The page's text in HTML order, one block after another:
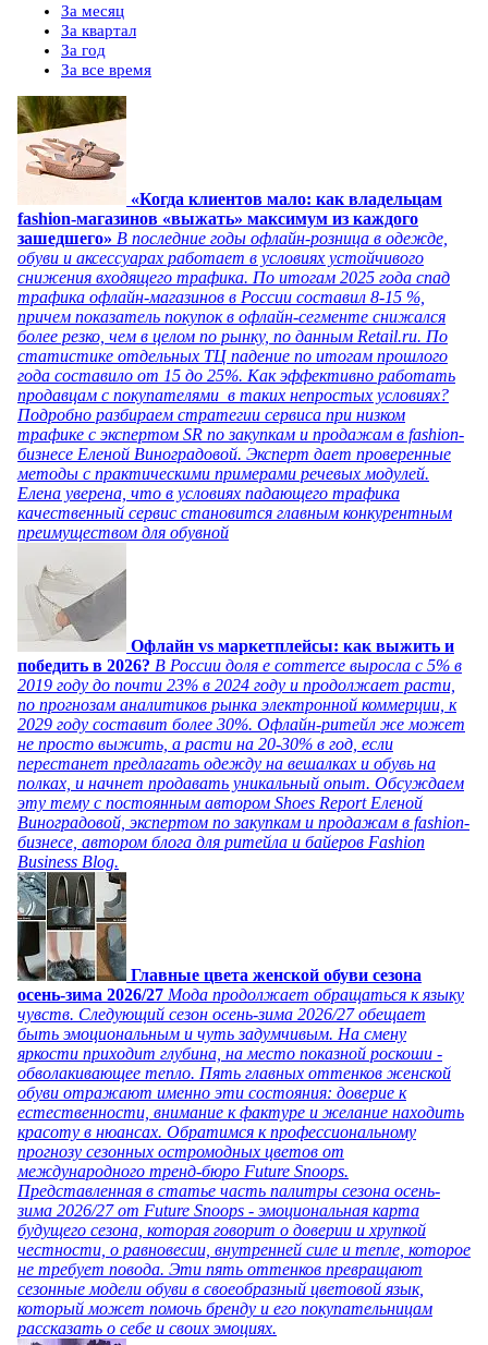
За месяц
За квартал
За год
За все время
«Когда клиентов мало: как владельцам
fashion-магазинов «выжать» максимум из каждого
зашедшего» В последние годы офлайн-розница в одежде,
обуви и аксессуарах работает в условиях устойчивого
снижения входящего трафика. По итогам 2025 года спад
трафика офлайн-магазинов в России составил 8-15 %,
причем показатель покупок в офлайн-сегменте снижался
более резко, чем в целом по рынку, по данным Retail.ru. По
статистике отдельных ТЦ падение по итогам прошлого
года составило от 15 до 25%. Как эффективно работать
продавцам с покупателями в таких непростых условиях?
Подробно разбираем стратегии сервиса при низком
трафике с экспертом SR по закупкам и продажам в fashion-
бизнесе Еленой Виноградовой. Эксперт дает проверенные
методы с практическими примерами речевых модулей.
Елена уверена, что в условиях падающего трафика
качественный сервис становится главным конкурентным
преимуществом для обувной
Офлайн vs маркетплейсы: как выжить и
победить в 2026? В России доля e commerce выросла с 5% в
2019 году до почти 23% в 2024 году и продолжает расти,
по прогнозам аналитиков рынка электронной коммерции, к
2029 году составит более 30%. Офлайн-ритейл же может
не просто выжить, а расти на 20-30% в год, если
перестанет предлагать одежду на вешалках и обувь на
полках, и начнет продавать уникальный опыт. Обсуждаем
эту тему с постоянным автором Shoes Report Еленой
Виноградовой, экспертом по закупкам и продажам в fashion-
бизнесе, автором блога для ритейла и байеров Fashion
Business Blog.
Главные цвета женской обуви сезона
осень-зима 2026/27 Мода продолжает обращаться к языку
чувств. Следующий сезон осень-зима 2026/27 обещает
быть эмоциональным и чуть задумчивым. На смену
яркости приходит глубина, на место показной роскоши -
обволакивающее тепло. Пять главных оттенков женской
обуви отражают именно эти состояния: доверие к
естественности, внимание к фактуре и желание находить
красоту в нюансах. Обратимся к профессиональному
прогнозу сезонных остромодных цветов от
международного тренд-бюро Future Snoops.
Представленная в статье часть палитры сезона осень-
зима 2026/27 от Future Snoops - эмоциональная карта
будущего сезона, которая говорит о доверии и хрупкой
честности, о равновесии, внутренней силе и тепле, которое
не требует повода. Эти пять оттенков превращают
сезонные модели обуви в своеобразный цветовой язык,
который может помочь бренду и его покупательницам
рассказать о себе и своих эмоциях.